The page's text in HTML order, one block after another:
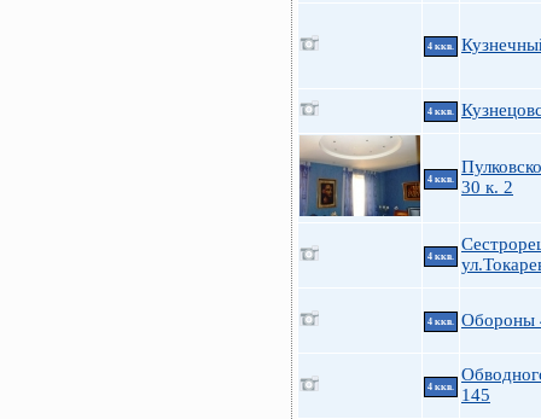
4 ккв.
4 ккв.
4 ккв.
30 к. 2
4 ккв.
4 ккв. Обороны
4 ккв.
145